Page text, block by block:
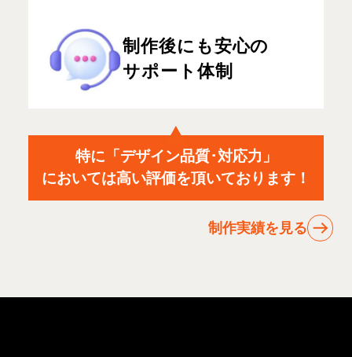
制作後にも安心の
サポート体制
特に「デザイン品質･対応力」
においては高い評価を頂いております！
制作実績を見る